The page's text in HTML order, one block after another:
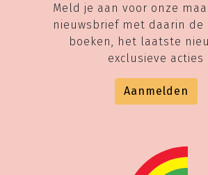
Meld je aan voor onze
nieuwsbrief met daarin de
boeken, het laatste
exclusieve acties
Aanmelden